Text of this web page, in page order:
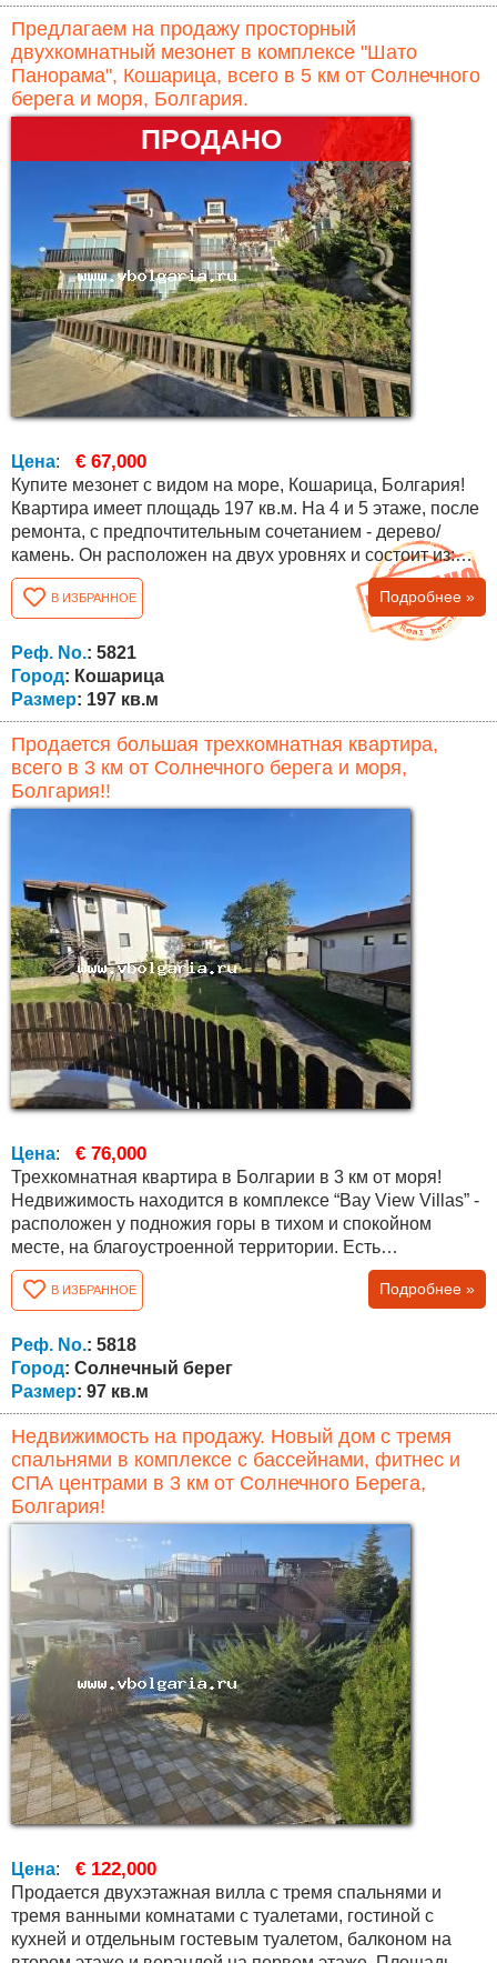
Предлагаем на продажу просторный
двухкомнатный мезонет в комплексе "Шато
Панорама", Кошарица, всего в 5 км от Солнечного
берега и моря, Болгария.
ПРОДАНО
Цена: € 67,000
Купите мезонет с видом на море, Кошарица, Болгария!
Квартира имеет площадь 197 кв.м. На 4 и 5 этаже, после
ремонта, с предпочтительным сочетанием - дерево/
камень. Он расположен на двух уровнях и состоит из:
Первый уровень: прихожая, коридор, ванная комната с
душем и туалетом в одном, кухня с обеденной зоной,
соединенная и в то же время отделенная от гостиной,
спальня, две террасы - одна в столовую и одна в
гостиную Второй...
В ИЗБРАННОЕ Подробнее »
Реф. No.: 5821
Город: Кошарица
Размер: 197 кв.м
Продается большая трехкомнатная квартира,
всего в 3 км от Солнечного берега и моря,
Болгария!!
Цена: € 76,000
Трехкомнатная квартира в Болгарии в 3 км от моря!
Недвижимость находится в комплексе “Bay View Villas” -
расположен у подножия горы в тихом и спокойном
месте, на благоустроенной территории. Есть
круглогодичная охрана, бассейны, парковка, магазин,
спа-центр с сауной, паровой баней и фитнес-студией,
детский клуб и игровая площадка. Кроме того, в
распоряжении гостей поле для мини-гольфа. Имеется
Акт 16, сбор за обслуживание 12 евро/кв.м....
В ИЗБРАННОЕ Подробнее »
Реф. No.: 5818
Город: Солнечный берег
Размер: 97 кв.м
Недвижимость на продажу. Новый дом с тремя
спальнями в комплексе с бассейнами, фитнес и
СПА центрами в 3 км от Солнечного Берега,
Болгария!
Цена: € 122,000
Продается двухэтажная вилла с тремя спальнями и
тремя ванными комнатами с туалетами, гостиной с
кухней и отдельным гостевым туалетом, балконом на